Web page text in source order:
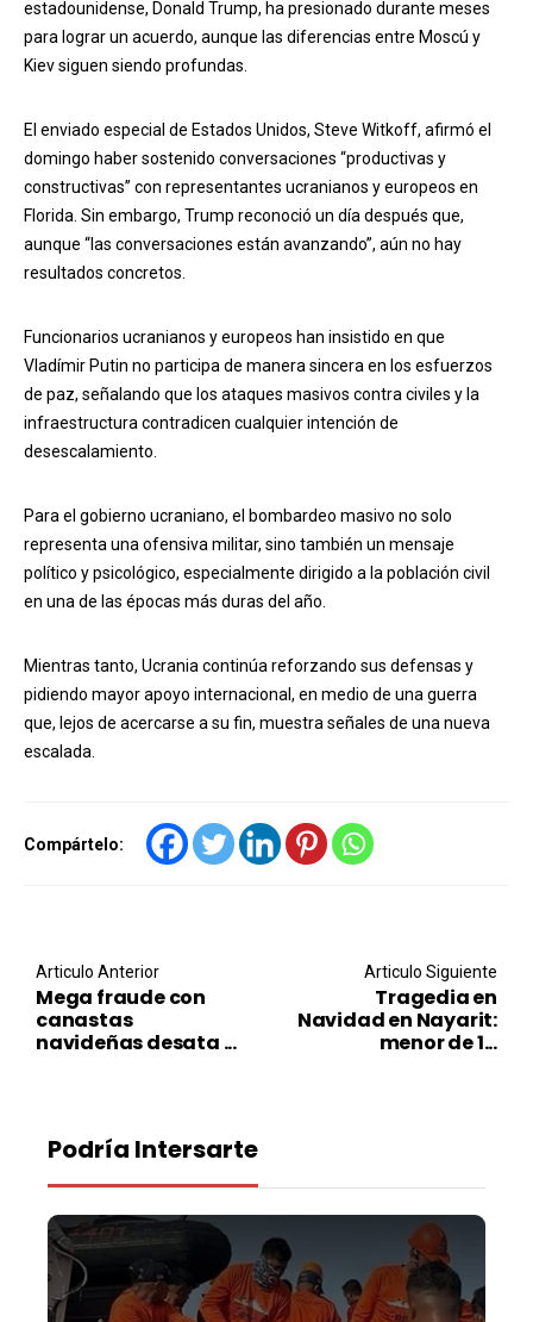
estadounidense, Donald Trump, ha presionado durante meses
para lograr un acuerdo, aunque las diferencias entre Moscú y
Kiev siguen siendo profundas.
El enviado especial de Estados Unidos, Steve Witkoff, afirmó el
domingo haber sostenido conversaciones “productivas y
constructivas” con representantes ucranianos y europeos en
Florida. Sin embargo, Trump reconoció un día después que,
aunque “las conversaciones están avanzando”, aún no hay
resultados concretos.
Funcionarios ucranianos y europeos han insistido en que
Vladímir Putin no participa de manera sincera en los esfuerzos
de paz, señalando que los ataques masivos contra civiles y la
infraestructura contradicen cualquier intención de
desescalamiento.
Para el gobierno ucraniano, el bombardeo masivo no solo
representa una ofensiva militar, sino también un mensaje
político y psicológico, especialmente dirigido a la población civil
en una de las épocas más duras del año.
Mientras tanto, Ucrania continúa reforzando sus defensas y
pidiendo mayor apoyo internacional, en medio de una guerra
que, lejos de acercarse a su fin, muestra señales de una nueva
escalada.
Compártelo:
Post navigation
Articulo Anterior
Mega fraude con
canastas
navideñas desata ...
Articulo Siguiente
Tragedia en
Navidad en Nayarit:
menor de 1...
Podría Intersarte